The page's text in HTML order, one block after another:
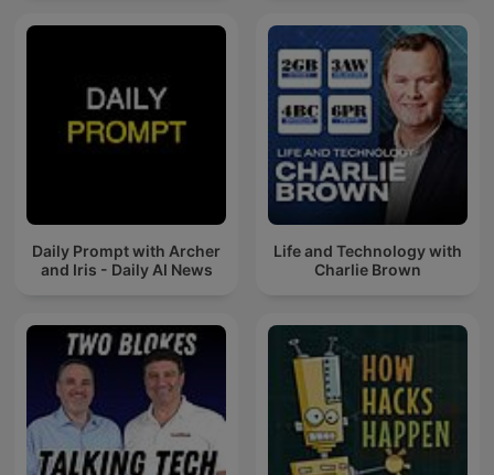
Daily Prompt with Archer
and Iris - Daily AI News
Life and Technology with
Charlie Brown